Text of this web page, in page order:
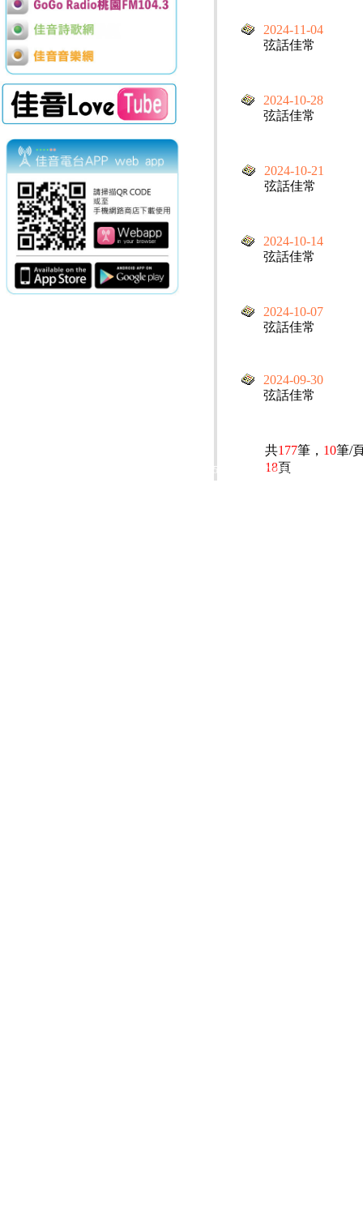
2024-11-04
弦話佳常
2024-10-28
弦話佳常
2024-10-21
弦話佳常
2024-10-14
弦話佳常
2024-10-07
弦話佳常
2024-09-30
弦話佳常
共177筆， 10筆/
18頁
電話：(02)2369-9050
佳音電台地址：